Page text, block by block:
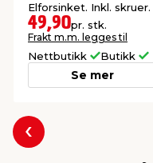
Elforsinket. Inkl. skruer.
49,90pr. stk.
Frakt m.m. legges til
Nettbutikk Butikk
Se mer
Forrige